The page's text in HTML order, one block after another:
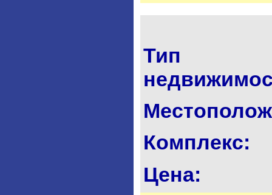
Тип
Комплекс:
Цена: